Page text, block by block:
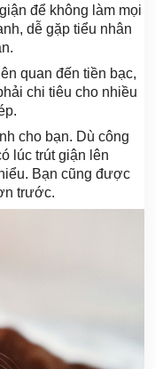
để không làm mọi
dễ gặp tiểu nhân
quan đến tiền bạc,
chi tiêu cho nhiều
cho bạn. Dù công
lúc trút giận lên
Bạn cũng được
trước.